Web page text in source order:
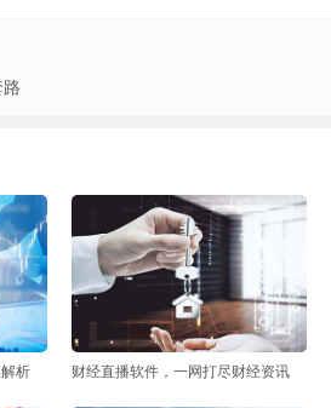
析 财经直播软件，一网打尽财经资讯